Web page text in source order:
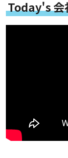
Today's 会